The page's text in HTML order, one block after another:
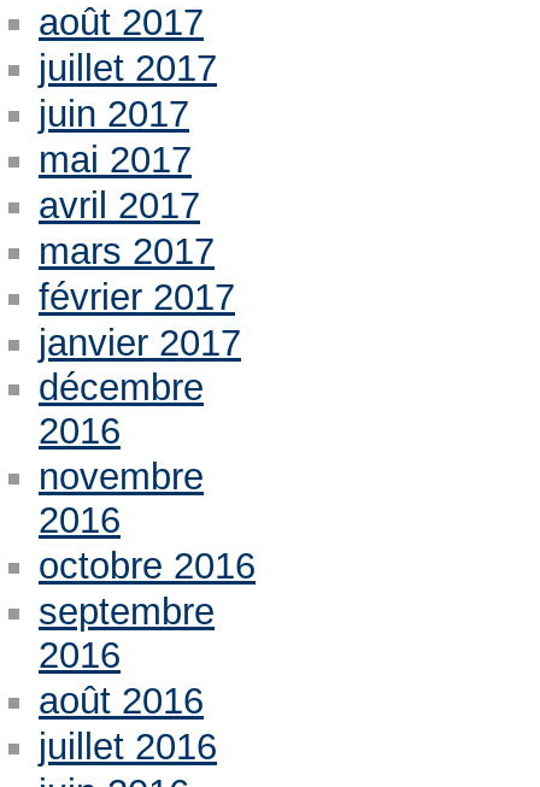
août 2017
juillet 2017
juin 2017
mai 2017
avril 2017
mars 2017
février 2017
janvier 2017
décembre
2016
novembre
2016
octobre 2016
septembre
2016
août 2016
juillet 2016